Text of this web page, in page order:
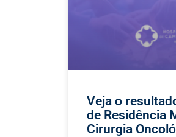
Veja o
de Residência
Cirurgia